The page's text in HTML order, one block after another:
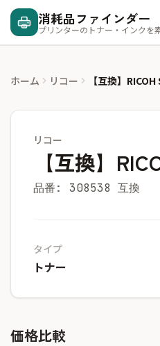
消耗品ファインダー
プリンターのトナー・インクを
ホーム リコー 【互換】
リコー
【互換】
品番: 308538 互換
タイプ
トナー
価格比較